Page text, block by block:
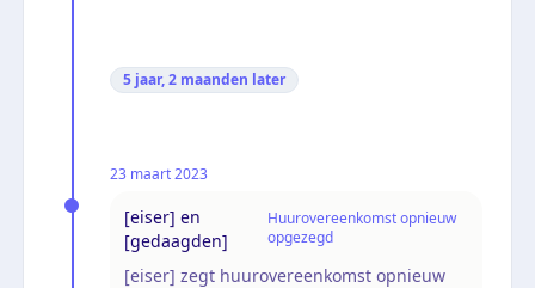
5 jaar, 2 maanden later
23 maart 2023
[eiser] en
[gedaagden]
Huurovereenkomst opnieuw
opgezegd
[eiser] zegt huurovereenkomst opnieuw